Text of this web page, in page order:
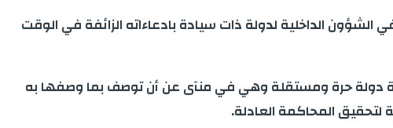
الداخلية لدولة ذات سيادة بادعاءاته الزائفة في الوقت
دولة حرة ومستقلة وهي في منآى عن أن توصف بما وصفها به
لتحقيق المحاكمة العادلة.